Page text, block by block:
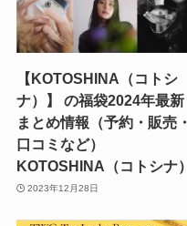
【KOTOSHINA（コトシ
ナ）】 の福袋2024年最新
まとめ情報（予約・販売・
口コミなど）
KOTOSHINA（コトシナ）
2023年12月28日